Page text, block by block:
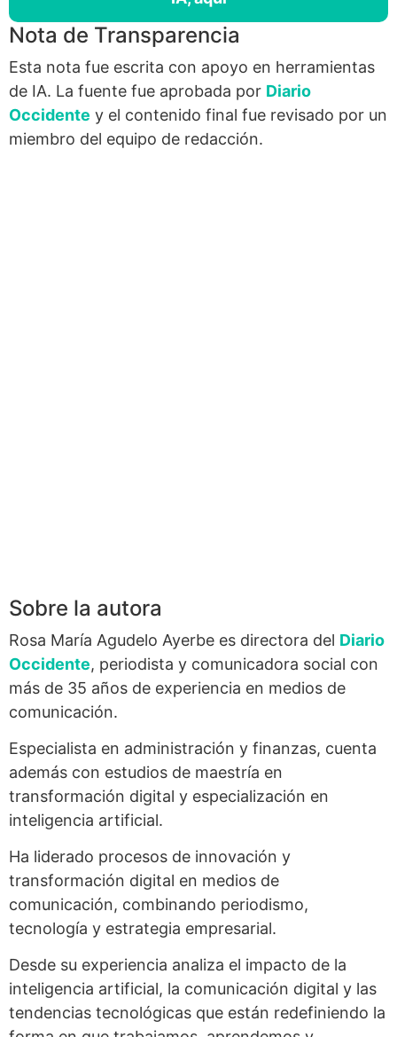
Nota de Transparencia
Esta nota fue escrita con apoyo en herramientas
de IA. La fuente fue aprobada por Diario
Occidente y el contenido final fue revisado por un
miembro del equipo de redacción.
Sobre la autora
Rosa María Agudelo Ayerbe es directora del Diario
Occidente, periodista y comunicadora social con
más de 35 años de experiencia en medios de
comunicación.
Especialista en administración y finanzas, cuenta
además con estudios de maestría en
transformación digital y especialización en
inteligencia artificial.
Ha liderado procesos de innovación y
transformación digital en medios de
comunicación, combinando periodismo,
tecnología y estrategia empresarial.
Desde su experiencia analiza el impacto de la
inteligencia artificial, la comunicación digital y las
tendencias tecnológicas que están redefiniendo la